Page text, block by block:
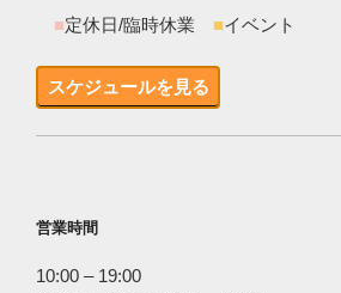
■定休日/臨時休業 ■イベント
スケジュールを見る
営業時間
10:00 – 19:00